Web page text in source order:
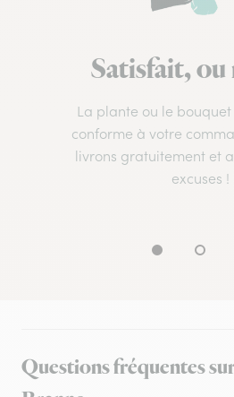
Satisfait, ou
La plante ou le bouquet
conforme à votre
livrons gratuitement et
excuses !
Questions fréquentes